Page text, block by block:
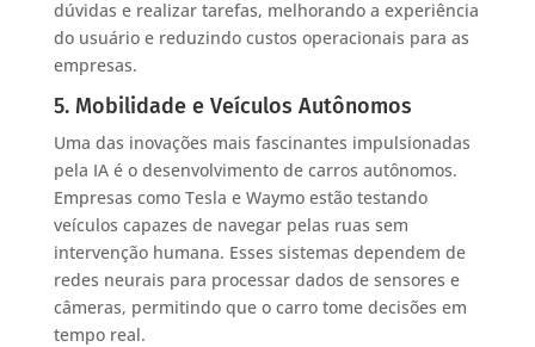
dúvidas e realizar tarefas, melhorando a experiência
do usuário e reduzindo custos operacionais para as
empresas.
5. Mobilidade e Veículos Autônomos
Uma das inovações mais fascinantes impulsionadas
pela IA é o desenvolvimento de carros autônomos.
Empresas como Tesla e Waymo estão testando
veículos capazes de navegar pelas ruas sem
intervenção humana. Esses sistemas dependem de
redes neurais para processar dados de sensores e
câmeras, permitindo que o carro tome decisões em
tempo real.